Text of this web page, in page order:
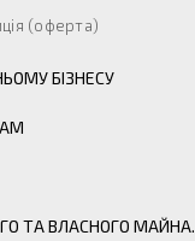
(оферта)
БІЗНЕСУ
ТА ВЛАСНОГО МАЙНА.